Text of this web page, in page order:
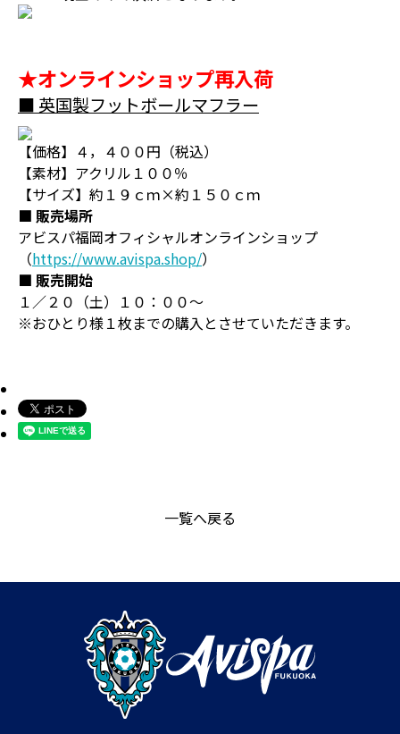
★オンラインショップ再入荷
■ 英国製フットボールマフラー
【価格】４，４００円（税込）
【素材】アクリル１００％
【サイズ】約１９ｃｍ×約１５０ｃｍ
■ 販売場所
アビスパ福岡オフィシャルオンラインショップ
（https://www.avispa.shop/）
■ 販売開始
１／２０（土）１０：００～
※おひとり様１枚までの購入とさせていただきます。
一覧へ戻る